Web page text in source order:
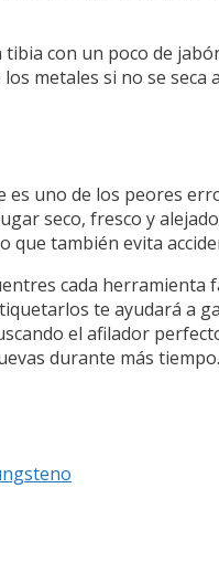
con un poco de
metales si no se seca
uno de los peores
seco, fresco y
también evita
cada herramienta
te ayudará a
el afilador
durante más